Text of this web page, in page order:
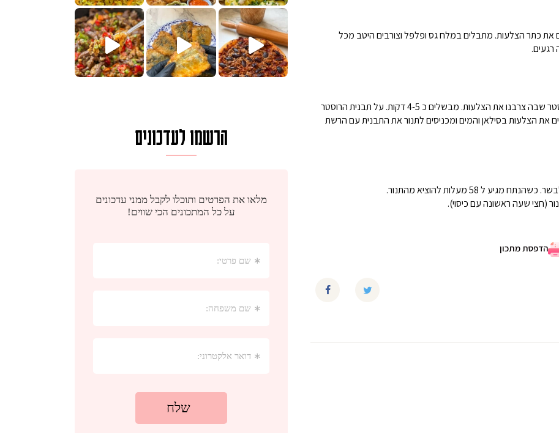
את כתר הצלעות. מתבלים במלח גס ופלפל וצורבים היטב מכל
רגעים.
מעבירים את תבשיל הארטישוק הירושלמי לתבנית הרוסטר שבה צרבנו את הצלעות. מבשלים כ 4-5 דקות. על תבנית הרוסטר
את הצלעות בסילאן והמים ומכניסים לתנור את התבנית עם הרשת
(חצי שעה ראשונה עם כיסוי).
הדפסת מתכון
פיצה של תשעת הימים ולמה היא נקראת ככה? ההסבר בסרטו
מז׳ווז׳ין או בתרגום לעברית, מחותניםמתכון ראש
שייטל מוקפץ עם אורז חביתה וירקות, למתכון . המרכי
הרשמו לעדכונים